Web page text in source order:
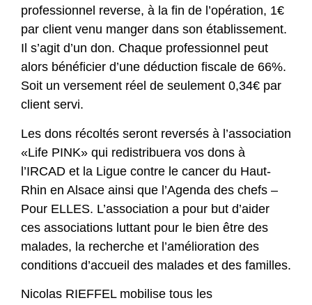
professionnel reverse, à la fin de l’opération, 1€
par client venu manger dans son établissement.
Il s’agit d’un don. Chaque professionnel peut
alors bénéficier d’une déduction fiscale de 66%.
Soit un versement réel de seulement 0,34€ par
client servi.
Les dons récoltés seront reversés à l’association
«Life PINK» qui redistribuera vos dons à
l’IRCAD et la Ligue contre le cancer du Haut-
Rhin en Alsace ainsi que l’Agenda des chefs –
Pour ELLES. L’association a pour but d’aider
ces associations luttant pour le bien être des
malades, la recherche et l’amélioration des
conditions d’accueil des malades et des familles.
Nicolas RIEFFEL mobilise tous les